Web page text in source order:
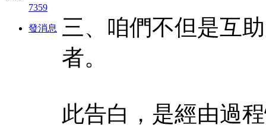
7359
發消息
三、咱們不但是互
者。
此告白，是經由過